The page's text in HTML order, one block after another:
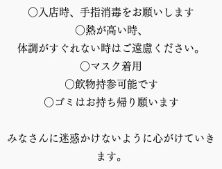
○入店時、手指消毒をお願いします
○熱が高い時、
体調がすぐれない時はご遠慮ください。
○マスク着用
○飲物持参可能です
○ゴミはお持ち帰り願います
みなさんに迷惑かけないように心がけていき
ます。